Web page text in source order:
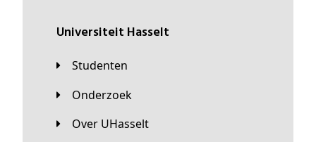
universiteit Hasselt
Studenten
Onderzoek
Over UHasselt